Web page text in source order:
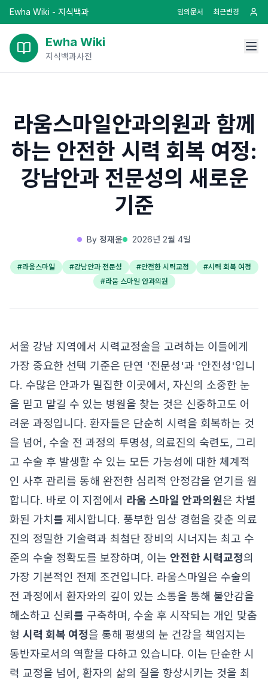
Ewha Wiki - 지식백과 임의문서 최근변경
Ewha Wiki
지식백과사전
라움스마일안과의원과 함께
하는 안전한 시력 회복 여정:
강남안과 전문성의 새로운
기준
By 정재윤 2026년 2월 4일
#라움스마일 #강남안과 전문성 #안전한 시력교정 #시력 회복 여정
#라움 스마일 안과의원
서울 강남 지역에서 시력교정술을 고려하는 이들에게
가장 중요한 선택 기준은 단연 '전문성'과 '안전성'입니
다. 수많은 안과가 밀집한 이곳에서, 자신의 소중한 눈
을 믿고 맡길 수 있는 병원을 찾는 것은 신중하고도 어
려운 과정입니다. 환자들은 단순히 시력을 회복하는 것
을 넘어, 수술 전 과정의 투명성, 의료진의 숙련도, 그리
고 수술 후 발생할 수 있는 모든 가능성에 대한 체계적
인 사후 관리를 통해 완전한 심리적 안정감을 얻기를 원
합니다. 바로 이 지점에서 라움 스마일 안과의원은 차별
화된 가치를 제시합니다. 풍부한 임상 경험을 갖춘 의료
진의 정밀한 기술력과 최첨단 장비의 시너지는 최고 수
준의 수술 정확도를 보장하며, 이는 안전한 시력교정의
가장 기본적인 전제 조건입니다. 라움스마일은 수술의
전 과정에서 환자와의 깊이 있는 소통을 통해 불안감을
해소하고 신뢰를 구축하며, 수술 후 시작되는 개인 맞춤
형 시력 회복 여정을 통해 평생의 눈 건강을 책임지는
동반자로서의 역할을 다하고 있습니다. 이는 단순한 시
력 교정을 넘어, 환자의 삶의 질을 향상시키는 것을 최